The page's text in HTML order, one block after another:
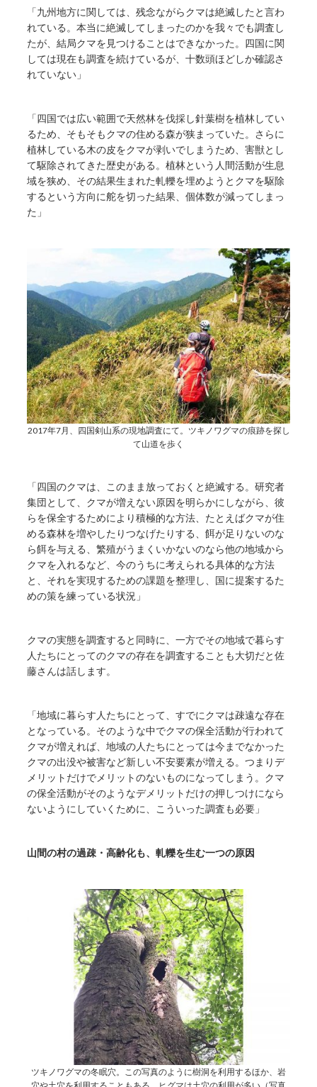
「九州地方に関しては、残念ながらクマは絶滅したと言わ
れている。本当に絶滅してしまったのかを我々でも調査し
たが、結局クマを見つけることはできなかった。四国に関
しては現在も調査を続けているが、十数頭ほどしか確認さ
れていない」
「四国では広い範囲で天然林を伐採し針葉樹を植林してい
るため、そもそもクマの住める森が狭まっていた。さらに
植林している木の皮をクマが剥いでしまうため、害獣とし
て駆除されてきた歴史がある。植林という人間活動が生息
域を狭め、その結果生まれた軋轢を埋めようとクマを駆除
するという方向に舵を切った結果、個体数が減ってしまっ
た」
2017年7月、四国剣山系の現地調査にて。ツキノワグマの痕跡を探し
て山道を歩く
「四国のクマは、このまま放っておくと絶滅する。研究者
集団として、クマが増えない原因を明らかにしながら、彼
らを保全するためにより積極的な方法、たとえばクマが住
める森林を増やしたりつなげたりする、餌が足りないのな
ら餌を与える、繁殖がうまくいかないのなら他の地域から
クマを入れるなど、今のうちに考えられる具体的な方法
と、それを実現するための課題を整理し、国に提案するた
めの策を練っている状況」
クマの実態を調査すると同時に、一方でその地域で暮らす
人たちにとってのクマの存在を調査することも大切だと佐
藤さんは話します。
「地域に暮らす人たちにとって、すでにクマは疎遠な存在
となっている。そのような中でクマの保全活動が行われて
クマが増えれば、地域の人たちにとっては今までなかった
クマの出没や被害など新しい不安要素が増える。つまりデ
メリットだけでメリットのないものになってしまう。クマ
の保全活動がそのようなデメリットだけの押しつけになら
ないようにしていくために、こういった調査も必要」
山間の村の過疎・高齢化も、軋轢を生む一つの原因
ツキノワグマの冬眠穴。この写真のように樹洞を利用するほか、岩